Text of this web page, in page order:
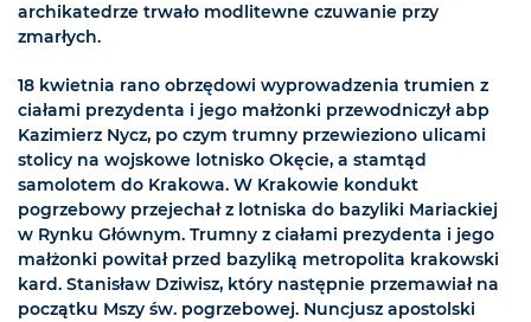
archikatedrze trwało modlitewne czuwanie przy
zmarłych.
18 kwietnia rano obrzędowi wyprowadzenia trumien z
ciałami prezydenta i jego małżonki przewodniczył abp
Kazimierz Nycz, po czym trumny przewieziono ulicami
stolicy na wojskowe lotnisko Okęcie, a stamtąd
samolotem do Krakowa. W Krakowie kondukt
pogrzebowy przejechał z lotniska do bazyliki Mariackiej
w Rynku Głównym. Trumny z ciałami prezydenta i jego
małżonki powitał przed bazyliką metropolita krakowski
kard. Stanisław Dziwisz, który następnie przemawiał na
początku Mszy św. pogrzebowej. Nuncjusz apostolski